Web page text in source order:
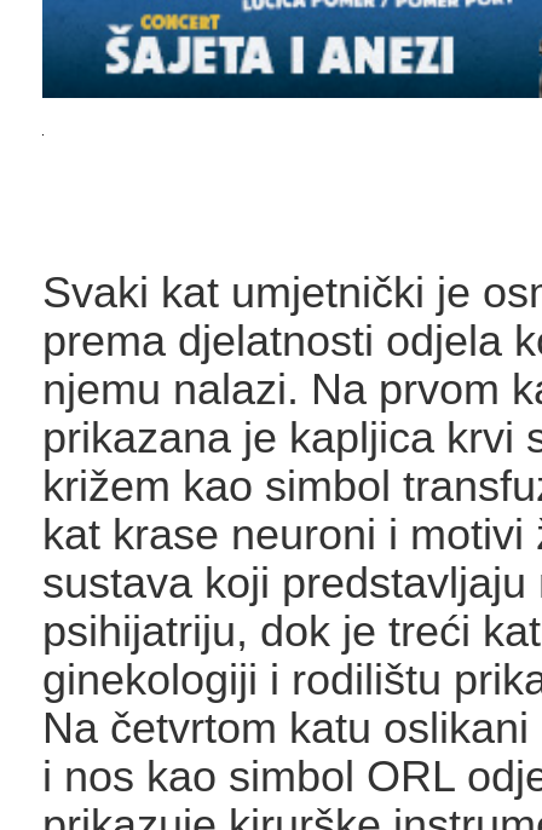
Svaki kat umjetnički je
prema djelatnosti odjela
njemu nalazi. Na prvom
prikazana je kapljica krvi
križem kao simbol
kat krase neuroni i motivi
sustava koji predstavljaju
psihijatriju, dok je treći
ginekologiji i rodilištu
Na četvrtom katu
i nos kao simbol ORL